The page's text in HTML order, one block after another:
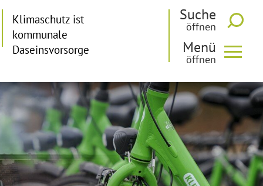
Suche
Menü
Klimaschutz ist
kommunale
Daseinsvorsorge